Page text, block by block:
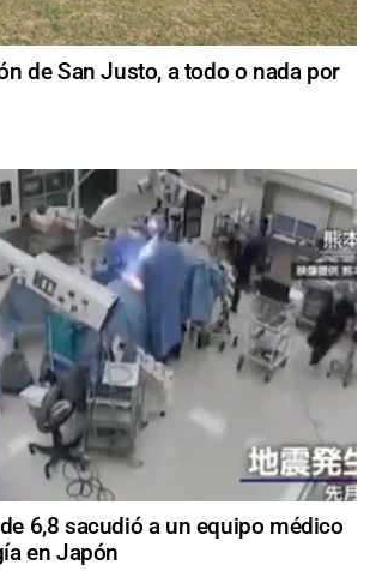
de San Justo, a todo o nada por
6,8 sacudió a un equipo médico
en Japón